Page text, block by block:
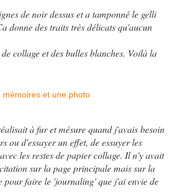
de noir dessus et a tamponné le gelli
donne des traits très délicats qu'aucun
collage et des bulles blanches. Voilà la
à fur et mésure quand j'avais besoin
ou d'essayer un effet, de essuyer les
les restes de papier collage. Il n'y avait
sur la page principale mais sur la
pour faire le 'journaling' que j'ai envie de